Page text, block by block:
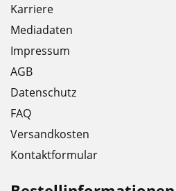
Karriere
Mediadaten
Impressum
AGB
Datenschutz
FAQ
Versandkosten
Kontaktformular